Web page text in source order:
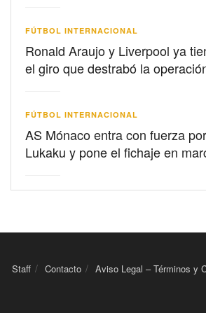
FÚTBOL INTERNACIONAL
Ronald Araujo y Liverpool ya
el giro que destrabó la
FÚTBOL INTERNACIONAL
AS Mónaco entra con fuerza
Lukaku y pone el fichaje en
Staff Contacto Aviso Legal – Términos y